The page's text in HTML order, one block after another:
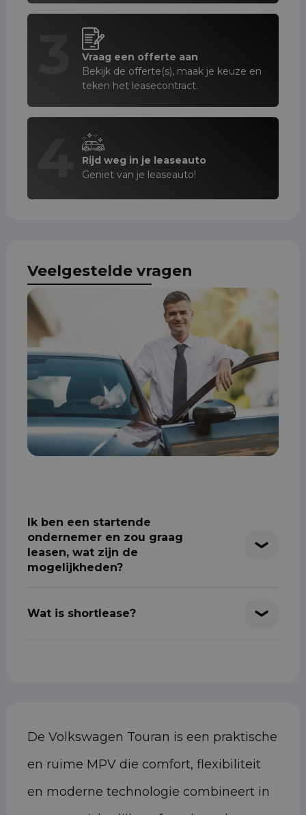
Vraag een offerte aan
Bekijk de offerte(s), maak je keuze en
teken het leasecontract.
Rijd weg in je leaseauto
Geniet van je leaseauto!
Veelgestelde vragen
Ik ben een startende
ondernemer en zou graag
leasen, wat zijn de
mogelijkheden?
Wat is shortlease?
De Volkswagen Touran is een praktische
en ruime MPV die comfort, flexibiliteit
en moderne technologie combineert in